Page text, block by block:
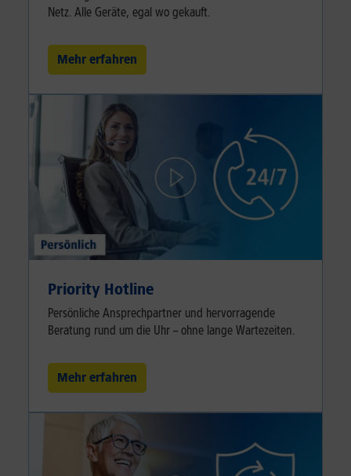
Netz. Alle Geräte, egal wo gekauft.
Mehr erfahren
Priority Hotline
Persönliche Ansprechpartner und hervorragende
Beratung rund um die Uhr – ohne lange Wartezeiten.
Mehr erfahren